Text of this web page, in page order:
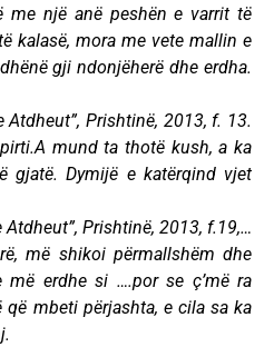
me një anë peshën e varrit të
kalasë, mora me vete mallin e
gji ndonjëherë dhe erdha.
Atdheut”, Prishtinë, 2013, f. 13.
mund ta thotë kush, a ka
gjatë. Dymijë e katërqind vjet
Atdheut”, Prishtinë, 2013, f.19,…
më shikoi përmallshëm dhe
erdhe si ….por se ç’më ra
mbeti përjashta, e cila sa ka